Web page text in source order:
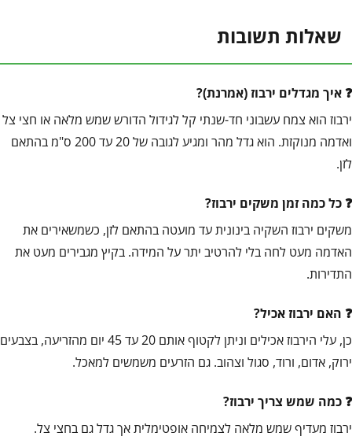
שאלות תשובות
איך מגדלים ירבוז (אמרנת)?
ירבוז הוא צמח עשבוני חד-שנתי קל לגידול הדורש שמש מלאה או חצי צל
ואדמה מנוקזת. הוא גדל מהר ומגיע לגובה של 20 עד 200 ס"מ בהתאם
לזן.
כל כמה זמן משקים ירבוז?
משקים ירבוז השקיה בינונית עד מועטה בהתאם לזן, כשמשאירים את
האדמה מעט לחה בלי להרטיב יתר על המידה. בקיץ מגבירים מעט את
התדירות.
האם ירבוז אכיל?
כן, עלי הירבוז אכילים וניתן לקטוף אותם 20 עד 45 יום מהזריעה, בצבעים
ירוק, אדום, ורוד, סגול וצהוב. גם הזרעים משמשים למאכל.
כמה שמש צריך ירבוז?
ירבוז מעדיף שמש מלאה לצמיחה אופטימלית אך גדל גם בחצי צל.